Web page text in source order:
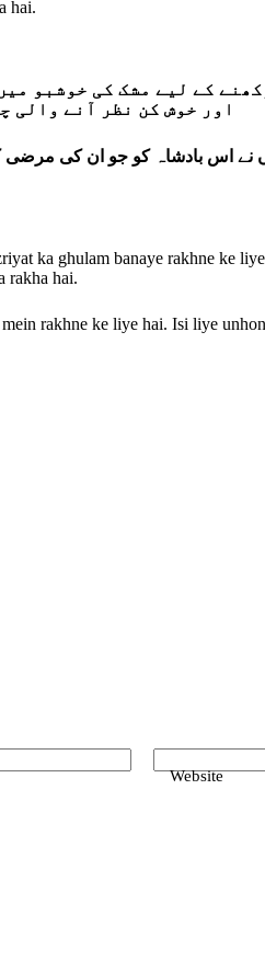
hai.
کے لیے مشک کی خوشبو
اور خوش کن نظر آنے والی
اس بادشاہ کو جو ان کی مرضی
ka ghulam banaye rakhne ke liye
rakha hai.
rakhne ke liye hai. Isi liye
Website